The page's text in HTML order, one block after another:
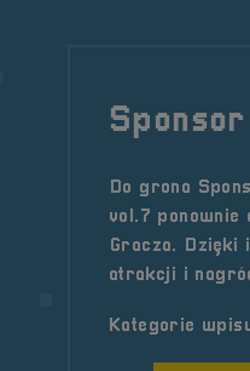
Do grona
vol.7 ponownie
Gracza. Dzięki
atrakcji i
Kategorie